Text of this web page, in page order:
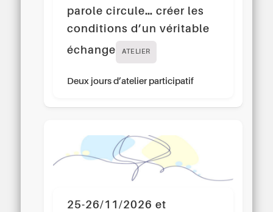
parole circule… créer les
conditions d’un véritable
échange
ATELIER
Deux jours d’atelier participatif
25-26/11/2026 et